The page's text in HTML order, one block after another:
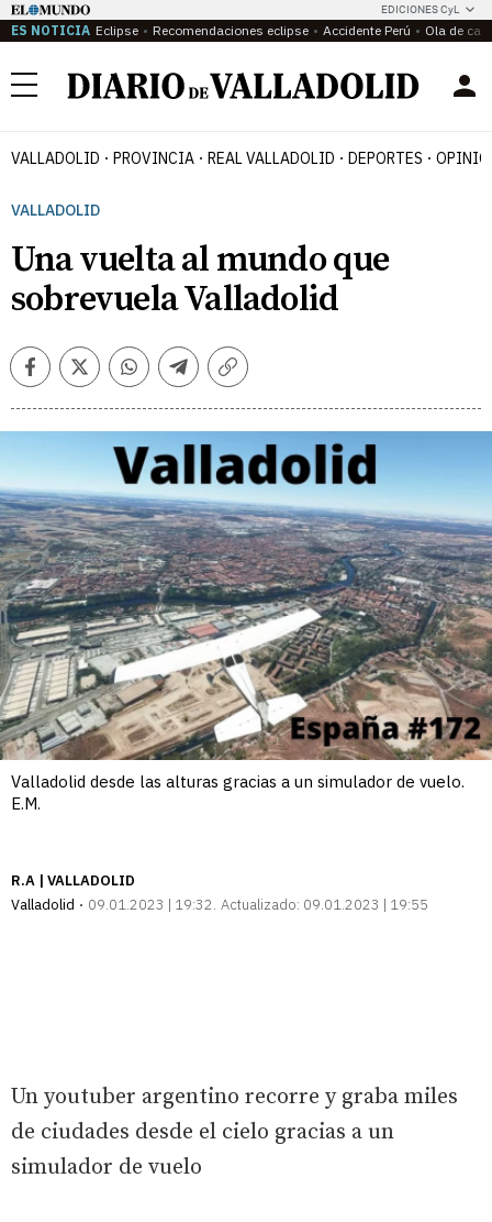
EDICIONES CyL
ES NOTICIA Eclipse Recomendaciones eclipse Accidente Perú Ola de
Menú
VALLADOLID PROVINCIA REAL VALLADOLID DEPORTES
VALLADOLID
Una vuelta al mundo que
sobrevuela Valladolid
FacebookTwitterWhatsappTelegramCopiar
Valladolid desde las alturas gracias a un simulador de vuelo.
E.M.
R.A | VALLADOLID
Valladolid
09.01.2023 | 19:32 Actualizado: 09.01.2023 | 19:55
Un youtuber argentino recorre y graba miles
de ciudades desde el cielo gracias a un
simulador de vuelo